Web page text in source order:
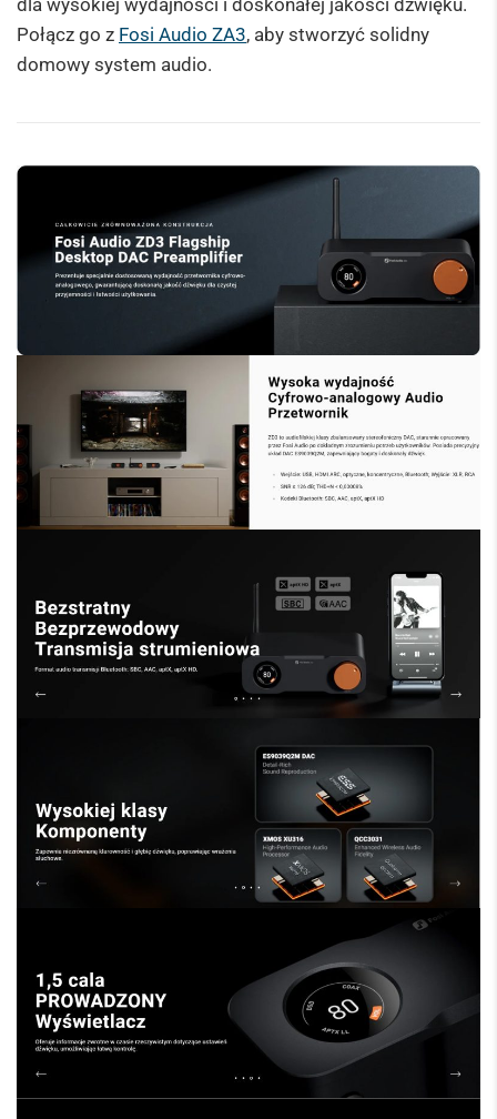
dla wysokiej wydajności i doskonałej jakości dźwięku.
Połącz go z Fosi Audio ZA3, aby stworzyć solidny
domowy system audio.